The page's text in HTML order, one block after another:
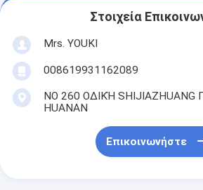
Στοιχεία
Mrs. YOUKI
008619931162089
ΝΟ 260 ΟΔΙΚΉ SHIJIAZHUANG
HUANAN
Επικοινωνήστε